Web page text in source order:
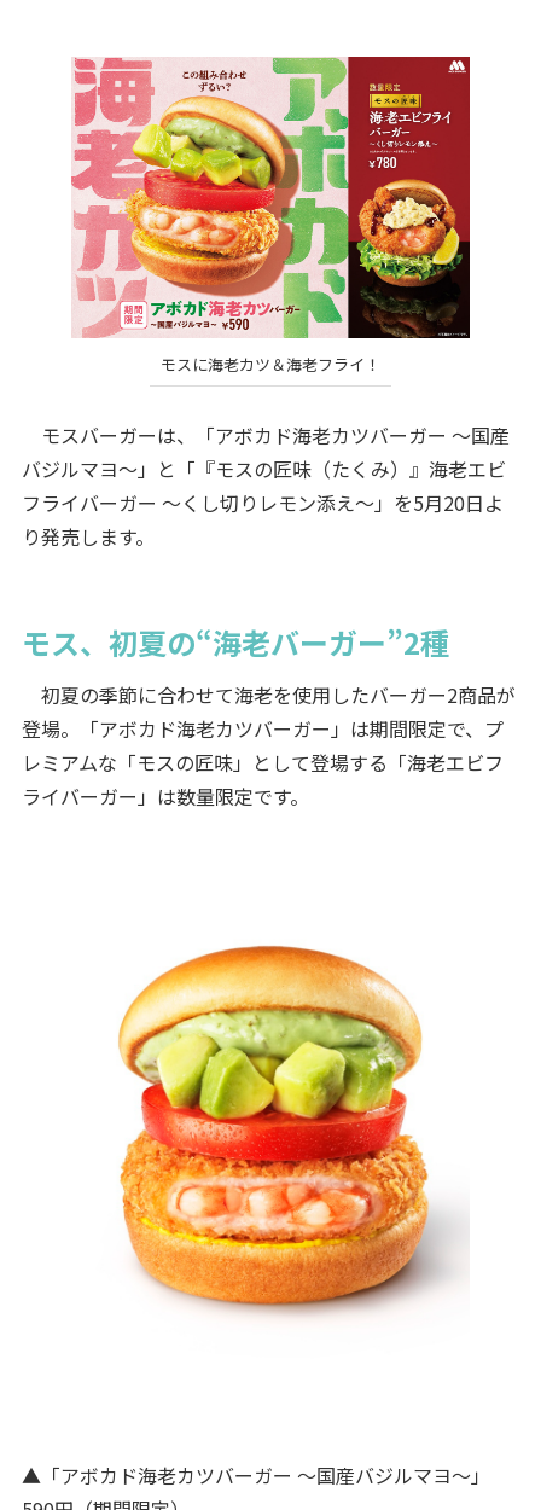
モスに海老カツ＆海老フライ！
モスバーガーは、「アボカド海老カツバーガー ～国産
バジルマヨ～」と「『モスの匠味（たくみ）』海老エビ
フライバーガー ～くし切りレモン添え～」を5月20日よ
り発売します。
モス、初夏の“海老バーガー”2種
初夏の季節に合わせて海老を使用したバーガー2商品が
登場。「アボカド海老カツバーガー」は期間限定で、プ
レミアムな「モスの匠味」として登場する「海老エビフ
ライバーガー」は数量限定です。
▲「アボカド海老カツバーガー ～国産バジルマヨ～」